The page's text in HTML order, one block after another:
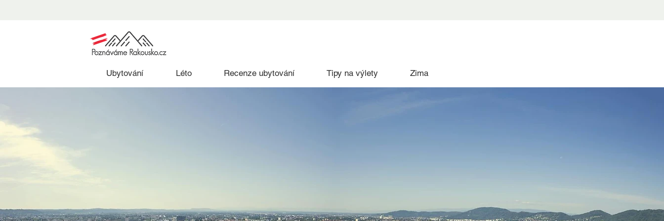
Ubytování Léto Recenze ubytování Tipy na výlety Zima